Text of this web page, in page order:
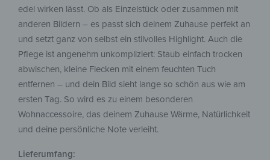
edel wirken lässt. Ob als Einzelstück oder zusammen mit
anderen Bildern – es passt sich deinem Zuhause perfekt an
und setzt ganz von selbst ein stilvolles Highlight. Auch die
Pflege ist angenehm unkompliziert: Staub einfach trocken
abwischen, kleine Flecken mit einem feuchten Tuch
entfernen – und dein Bild sieht lange so schön aus wie am
ersten Tag. So wird es zu einem besonderen
Wohnaccessoire, das deinem Zuhause Wärme, Natürlichkeit
und deine persönliche Note verleiht.
Lieferumfang: